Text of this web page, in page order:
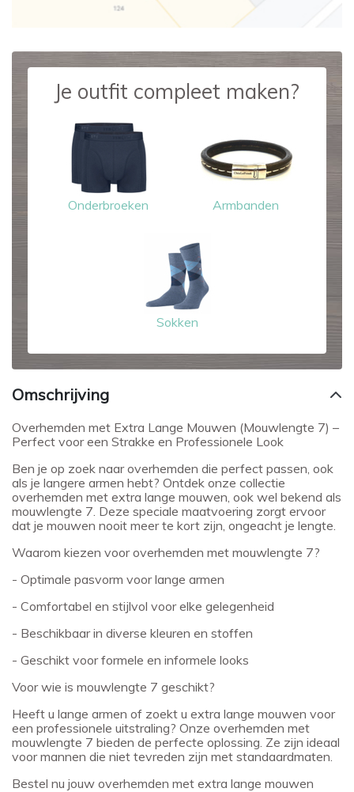
Je outfit compleet maken?
Onderbroeken Armbanden
Sokken
Omschrijving
Overhemden met Extra Lange Mouwen (Mouwlengte 7) –
Perfect voor een Strakke en Professionele Look
Ben je op zoek naar overhemden die perfect passen, ook
als je langere armen hebt? Ontdek onze collectie
overhemden met extra lange mouwen, ook wel bekend als
mouwlengte 7. Deze speciale maatvoering zorgt ervoor
dat je mouwen nooit meer te kort zijn, ongeacht je lengte.
Waarom kiezen voor overhemden met mouwlengte 7?
- Optimale pasvorm voor lange armen
- Comfortabel en stijlvol voor elke gelegenheid
- Beschikbaar in diverse kleuren en stoffen
- Geschikt voor formele en informele looks
Voor wie is mouwlengte 7 geschikt?
Heeft u lange armen of zoekt u extra lange mouwen voor
een professionele uitstraling? Onze overhemden met
mouwlengte 7 bieden de perfecte oplossing. Ze zijn ideaal
voor mannen die niet tevreden zijn met standaardmaten.
Bestel nu jouw overhemden met extra lange mouwen